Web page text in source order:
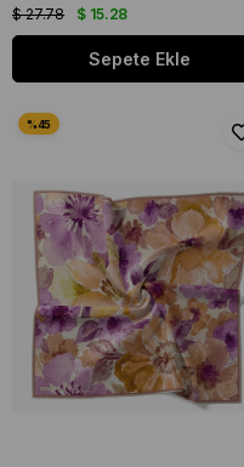
$ 15.28
$ 27.78
Sepete Ekle